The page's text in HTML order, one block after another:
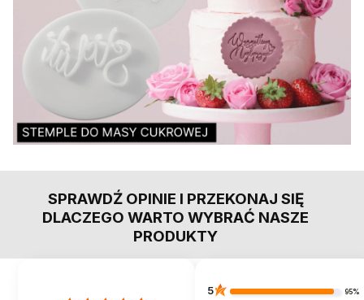
SPRAWDŹ OPINIE I PRZEKONAJ SIĘ
DLACZEGO WARTO WYBRAĆ NASZE
PRODUKTY
5 95%